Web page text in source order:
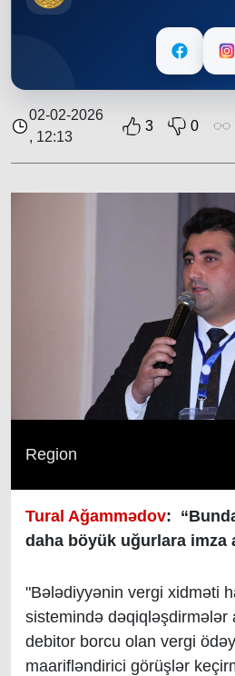
02-02-2026
, 12:13
3 0
Region
Tural Ağammədov:
daha böyük uğurlara imza
"Bələdiyyənin vergi xidməti
sistemində dəqiqləşdirmələr
debitor borcu olan vergi
maarifləndirici görüşlər